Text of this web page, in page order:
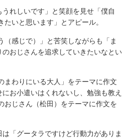
れしいです」と笑顔を見せ「僕自
いと思います」とアピール。
感じで）」と苦笑しながらも「ま
おじさんを追求していきたいなとい
わりにいる大人」をテーマに作文
お小遣いはくれないし、勉強も教え
おじさん（松田）をテーマに作文を
「グータラですけど行動力がありま